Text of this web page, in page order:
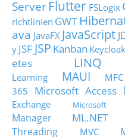
Server Flutter FSLogix
richtlinien GWT
ava JavaFX JavaScript
y JSF JSP Kanban Keycloak
etes
LINQ
Learning
MAUI MFC
365
Microsoft Access
Exchange
Microsoft
Manager
ML.NET
Threading
MVC